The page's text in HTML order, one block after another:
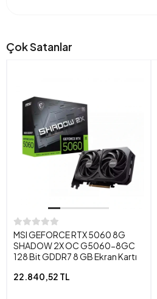
Çok Satanlar
MSI GEFORCE RTX 5060 8G
SHADOW 2X OC G5060-8GC
128 Bit GDDR7 8 GB Ekran Kartı
22.840,52 TL